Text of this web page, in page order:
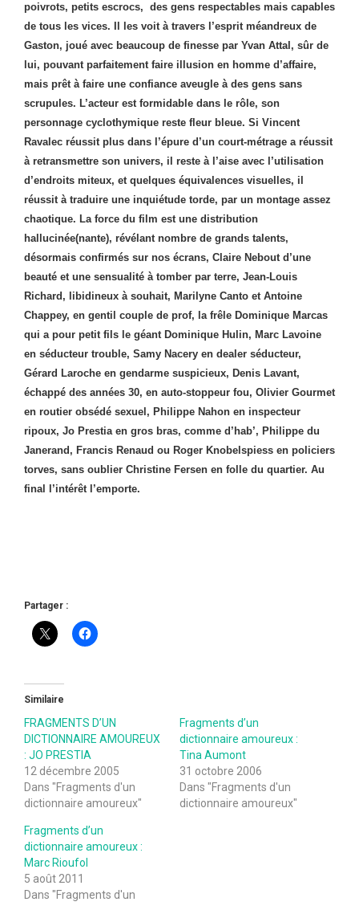
poivrots, petits escrocs, des gens respectables mais capables
de tous les vices. Il les voit à travers l’esprit méandreux de
Gaston, joué avec beaucoup de finesse par Yvan Attal, sûr de
lui, pouvant parfaitement faire illusion en homme d’affaire,
mais prêt à faire une confiance aveugle à des gens sans
scrupules. L’acteur est formidable dans le rôle, son
personnage cyclothymique reste fleur bleue. Si Vincent
Ravalec réussit plus dans l’épure d’un court-métrage a réussit
à retransmettre son univers, il reste à l’aise avec l’utilisation
d’endroits miteux, et quelques équivalences visuelles, il
réussit à traduire une inquiétude torde, par un montage assez
chaotique. La force du film est une distribution
hallucinée(nante), révélant nombre de grands talents,
désormais confirmés sur nos écrans, Claire Nebout d’une
beauté et une sensualité à tomber par terre, Jean-Louis
Richard, libidineux à souhait, Marilyne Canto et Antoine
Chappey, en gentil couple de prof, la frêle Dominique Marcas
qui a pour petit fils le géant Dominique Hulin, Marc Lavoine
en séducteur trouble, Samy Nacery en dealer séducteur,
Gérard Laroche en gendarme suspicieux, Denis Lavant,
échappé des années 30, en auto-stoppeur fou, Olivier Gourmet
en routier obsédé sexuel, Philippe Nahon en inspecteur
ripoux, Jo Prestia en gros bras, comme d’hab’, Philippe du
Janerand, Francis Renaud ou Roger Knobelspiess en policiers
torves, sans oublier Christine Fersen en folle du quartier. Au
final l’intérêt l’emporte.
Partager :
Similaire
FRAGMENTS D’UN
DICTIONNAIRE AMOUREUX
: JO PRESTIA
12 décembre 2005
Dans "Fragments d'un
dictionnaire amoureux"
Fragments d’un
dictionnaire amoureux :
Tina Aumont
31 octobre 2006
Dans "Fragments d'un
dictionnaire amoureux"
Fragments d’un
dictionnaire amoureux :
Marc Rioufol
5 août 2011
Dans "Fragments d'un